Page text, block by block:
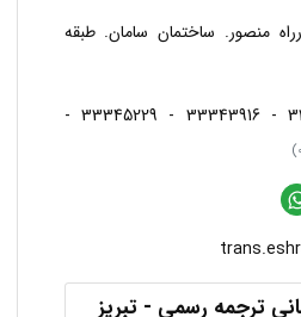
منصور. ساختمان سامان. طبقه
4107 - 33343915 - 33343916 - 33345229 -
ترجمه رسمی - تبریز